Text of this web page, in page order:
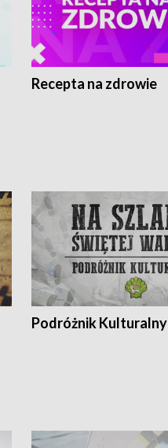
Recepta na zdrowie
Podróżnik Kulturalny